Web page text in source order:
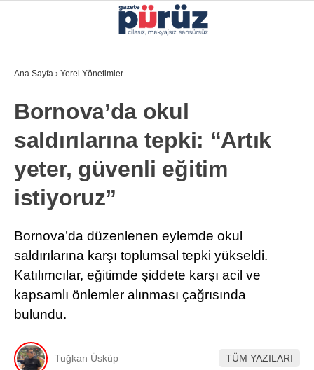
WhatsApp İhbar Hattı
Facebook
YEREL YÖNETIMLER
GÜNCEL
EKONOMI
POLITIKA
KÜLTÜR-SANAT
DIĞER
Ana Sayfa › Yerel Yönetimler
Bornova’da okul
saldırılarına tepki: “Artık
yeter, güvenli eğitim
istiyoruz”
Bornova’da düzenlenen eylemde okul
saldırılarına karşı toplumsal tepki yükseldi.
Katılımcılar, eğitimde şiddete karşı acil ve
kapsamlı önlemler alınması çağrısında
bulundu.
Tuğkan Üsküp TÜM YAZILARI